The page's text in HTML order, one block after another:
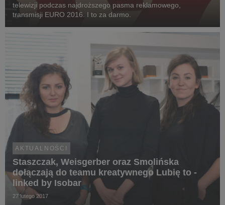
telewizji podczas najdroższego pasma reklamowego,
transmisji EURO 2016. I to za darmo.
AKTUALNOŚCI
Staszczak, Weisgerber oraz Smolińska
dołączają do teamu kreatywnego Lubię to -
linked by Isobar
27 lutego 2017